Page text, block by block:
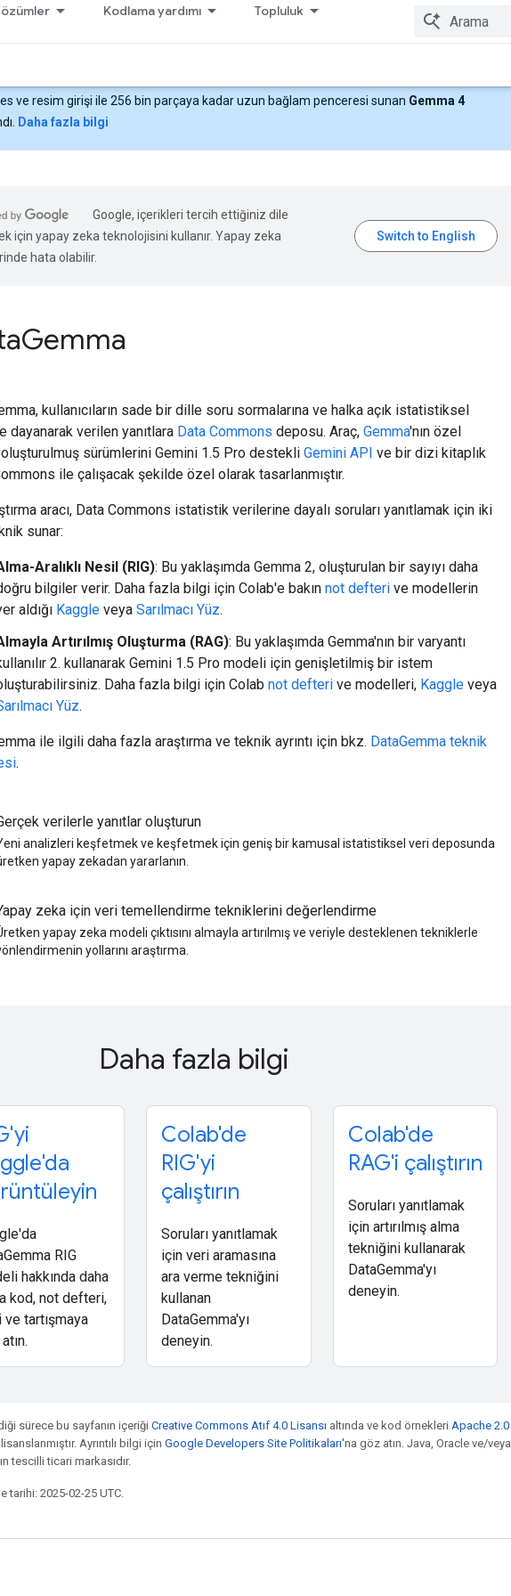
Kodlama yardımı Topluluk
ve resim girişi ile 256 bin parçaya kadar uzun bağlam penceresi sunan Gemma 4
Daha fazla bilgi
Google, içerikleri tercih ettiğiniz dile
için yapay zeka teknolojisini kullanır. Yapay zeka
hata olabilir.
Gemma
kullanıcıların sade bir dille soru sormalarına ve halka açık istatistiksel
dayanarak verilen yanıtlara Data Commons deposu. Araç, Gemma'nın özel
sürümlerini Gemini 1.5 Pro destekli Gemini API ve bir dizi kitaplık
ile çalışacak şekilde özel olarak tasarlanmıştır.
aracı, Data Commons istatistik verilerine dayalı soruları yanıtlamak için iki
sunar:
Aralıklı Nesil (RIG): Bu yaklaşımda Gemma 2, oluşturulan bir sayıyı daha
bilgiler verir. Daha fazla bilgi için Colab'e bakın not defteri ve modellerin
aldığı Kaggle veya Sarılmacı Yüz.
Artırılmış Oluşturma (RAG): Bu yaklaşımda Gemma'nın bir varyantı
2. kullanarak Gemini 1.5 Pro modeli için genişletilmiş bir istem
Daha fazla bilgi için Colab not defteri ve modelleri, Kaggle veya
Yüz.
ile ilgili daha fazla araştırma ve teknik ayrıntı için bkz. DataGemma teknik
.
verilerle yanıtlar oluşturun
analizleri keşfetmek ve keşfetmek için geniş bir kamusal istatistiksel veri deposunda
yapay zekadan yararlanın.
zeka için veri temellendirme tekniklerini değerlendirme
yapay zeka modeli çıktısını almayla artırılmış ve veriyle desteklenen tekniklerle
yollarını araştırma.
Daha fazla bilgi
RIG
hakkında daha
kod, not defteri,
tartışmaya
Colab'de
RIG'yi
çalıştırın
Soruları yanıtlamak
için veri aramasına
ara verme tekniğini
kullanan
DataGemma'yı
deneyin.
Colab'de
RAG'i çalıştırın
Soruları yanıtlamak
için artırılmış alma
tekniğini kullanarak
DataGemma'yı
deneyin.
sürece bu sayfanın içeriği Creative Commons Atıf 4.0 Lisansı altında ve kod örnekleri Apache 2.0
Ayrıntılı bilgi için Google Developers Site Politikaları'na göz atın. Java, Oracle ve/veya
tescilli ticari markasıdır.
tarihi: 2025-02-25 UTC.